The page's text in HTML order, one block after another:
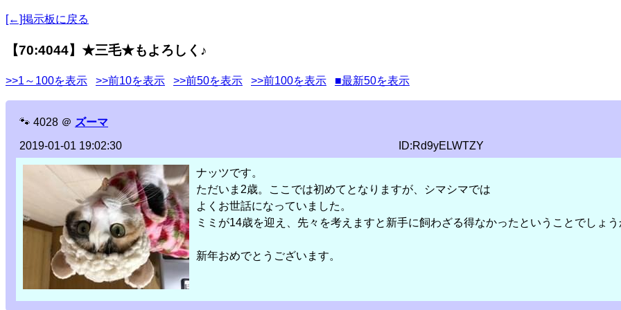
[←]掲示板に戻る
【70:4044】★三毛★もよろしく♪
>>1～100を表示 >>前10を表示 >>前50を表示 >>前100を表示 ■最新50を表示
🐾 4028 ＠ ズーマ
2019-01-01 19:02:30
ID:Rd9yELWTZY
ナッツです。
ただいま2歳。ここでは初めてとなりますが、シマシマでは
よくお世話になっていました。
ミミが14歳を迎え、先々を考えますと新手に飼わざる得なかったということでしょ
新年おめでとうございます。